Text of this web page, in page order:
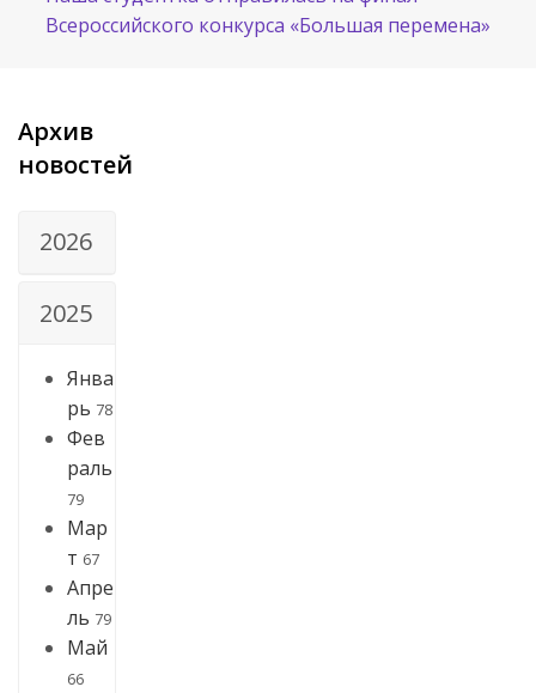
Всероссийского конкурса «Большая перемена»
Архив
новостей
2026
2025
Янва
рь 78
Фев
раль
79
Мар
т 67
Апре
ль 79
Май
66